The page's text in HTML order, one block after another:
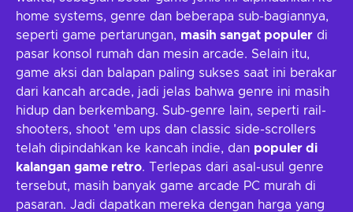
home systems, genre dan beberapa sub-bagiannya,
seperti game pertarungan, masih sangat populer di
pasar konsol rumah dan mesin arcade. Selain itu,
game aksi dan balapan paling sukses saat ini berakar
dari kancah arcade, jadi jelas bahwa genre ini masih
hidup dan berkembang. Sub-genre lain, seperti rail-
shooters, shoot 'em ups dan classic side-scrollers
telah dipindahkan ke kancah indie, dan populer di
kalangan game retro. Terlepas dari asal-usul genre
tersebut, masih banyak game arcade PC murah di
pasaran. Jadi dapatkan mereka dengan harga yang